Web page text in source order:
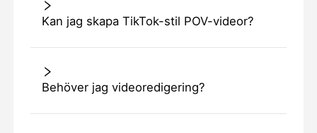
Kan jag skapa TikTok-stil POV-videor?
Behöver jag videoredigering?